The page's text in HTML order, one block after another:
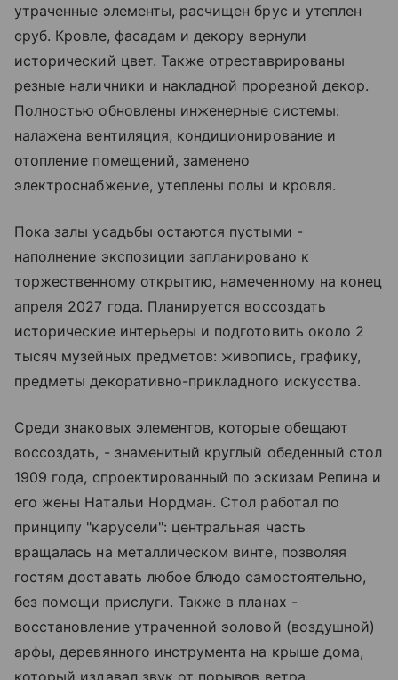
утраченные элементы, расчищен брус и утеплен
сруб. Кровле, фасадам и декору вернули
исторический цвет. Также отреставрированы
резные наличники и накладной прорезной декор.
Полностью обновлены инженерные системы:
налажена вентиляция, кондиционирование и
отопление помещений, заменено
электроснабжение, утеплены полы и кровля.
Пока залы усадьбы остаются пустыми -
наполнение экспозиции запланировано к
торжественному открытию, намеченному на конец
апреля 2027 года. Планируется воссоздать
исторические интерьеры и подготовить около 2
тысяч музейных предметов: живопись, графику,
предметы декоративно-прикладного искусства.
Среди знаковых элементов, которые обещают
воссоздать, - знаменитый круглый обеденный стол
1909 года, спроектированный по эскизам Репина и
его жены Натальи Нордман. Стол работал по
принципу "карусели": центральная часть
вращалась на металлическом винте, позволяя
гостям доставать любое блюдо самостоятельно,
без помощи прислуги. Также в планах -
восстановление утраченной эоловой (воздушной)
арфы, деревянного инструмента на крыше дома,
который издавал звук от порывов ветра.